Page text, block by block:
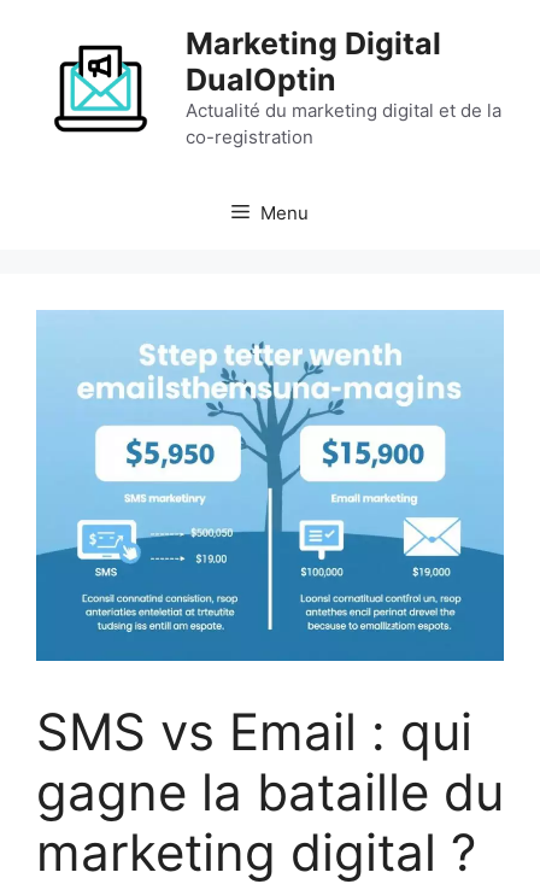
contenu
Marketing Digital
DualOptin
Actualité du marketing digital et de la
co-registration
Menu
SMS vs Email : qui
gagne la bataille du
marketing digital ?